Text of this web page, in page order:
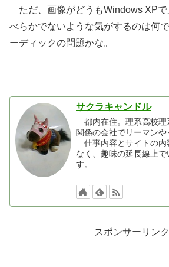
ただ、画像がどうもWindows XPで
べらかでないような気がするのは何
ーディックの問題かな。
サクラキャンドル
都内在住。理系高校理
関係の会社でリーマンや
仕事内容とサイトの内
なく、趣味の延長線上
す。
スポンサーリンク